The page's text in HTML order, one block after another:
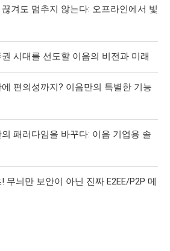
겨도 멈추지 않는다: 오프라인에서 빛
시대를 선도할 이음의 비전과 미래
편의성까지? 이음만의 특별한 기능
패러다임을 바꾸다: 이음 기업용 솔
무늬만 보안이 아닌 진짜 E2EE/P2P 메